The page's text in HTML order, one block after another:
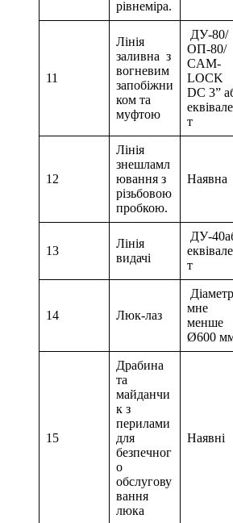
рівнеміра.
11
Лінія
заливна з
вогневим
запобіжни
ком та
муфтою
ДУ-80/
ОП-80/
CAM-
LOCK
DC 3”
т
12
Лінія
знешламл
ювання з
різьбовою
пробкою.
Наявна
13
Лінія
видачі
ДУ-
т
14 Люк-лаз
мне
менше
Ø600
15
Драбина
та
майданчи
к з
перилами
для
безпечног
о
обслугову
вання
люка
Наявні